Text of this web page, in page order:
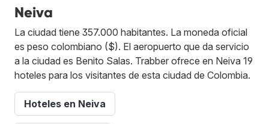
Neiva
La ciudad tiene 357.000 habitantes. La moneda oficial
es peso colombiano ($). El aeropuerto que da servicio
a la ciudad es Benito Salas. Trabber ofrece en Neiva 19
hoteles para los visitantes de esta ciudad de Colombia.
Hoteles en Neiva